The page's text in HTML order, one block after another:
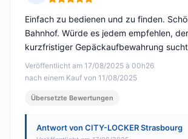
Hinweis: 5 von 5
Veröffentlicht am 17/08/2025 à 00h26
nach einem Kauf von 11/08/2025
Einfach zu bedienen und zu finden.
Bahnhof. Würde es jedem empfehlen,
kurzfristiger Gepäckaufbewahrung
Übersetzte Bewertungen
Antwort von CITY-LOCKER Strasbourg